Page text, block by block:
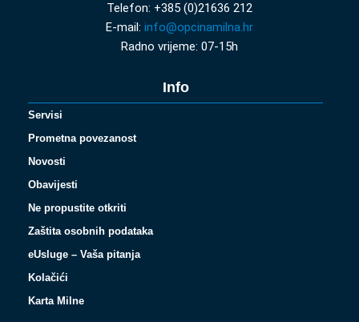
Telefon: +385 (0)21636 212
E-mail: info@opcinamilna.hr
Radno vrijeme: 07-15h
Info
Servisi
Prometna povezanost
Novosti
Obavijesti
Ne propustite otkriti
Zaštita osobnih podataka
eUsluge – Vaša pitanja
Kolačići
Karta Milne